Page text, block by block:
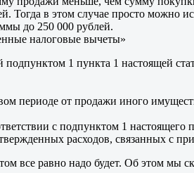
Тогда в этом случае просто можно
до 250 000 рублей.
налоговые вычеты»
1 пункта 1 настоящей
периоде от продажи иного
с подпунктом 1
расходов, связанных с
все равно надо будет. Об этом мы